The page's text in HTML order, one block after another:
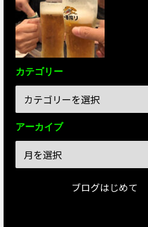
カテゴリー
アーカイブ
ブログはじめて